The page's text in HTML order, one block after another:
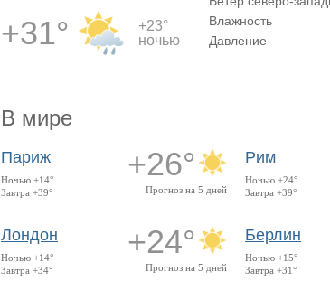
+31°
+23°
ночью
Влажность
Давление
В мире
Париж
Ночью +14°
Завтра +39°
+26°
Прогноз на 5 дней
Рим
Ночью +24°
Завтра +39°
Лондон
Ночью +14°
Завтра +34°
+24°
Прогноз на 5 дней
Берлин
Ночью +15°
Завтра +31°